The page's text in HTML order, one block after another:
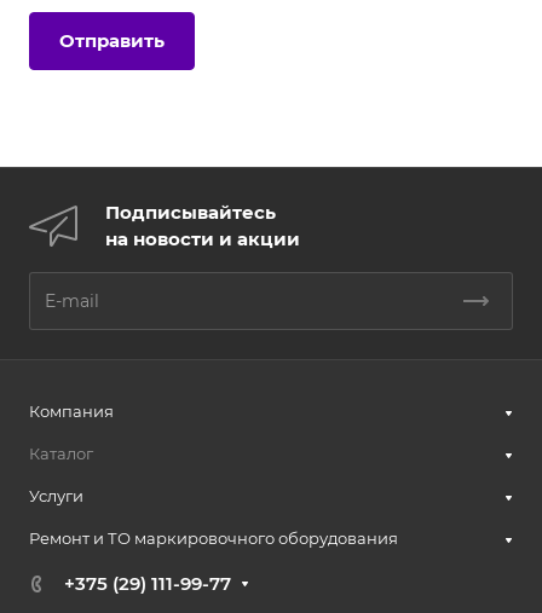
Подписывайтесь
на новости и акции
Компания
Каталог
Услуги
Ремонт и ТО маркировочного оборудования
+375 (29) 111-99-77